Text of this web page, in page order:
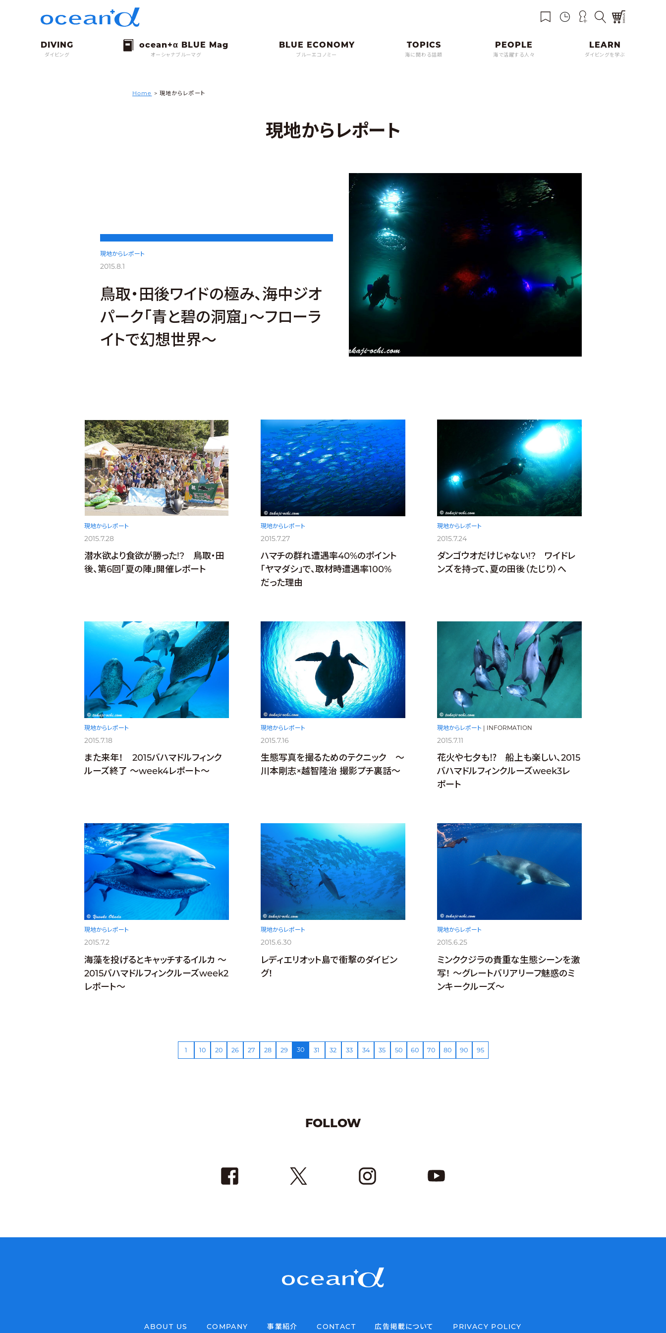
ダイビング オーシャナブルーマグ ブルーエコノミー 海に関わる話題 海で活躍する人々 ダイビングを学ぶ
Home > 現地からレポート
現地からレポート
現地からレポート
2015.8.1
鳥取・田後ワイドの極み、海中ジオ
パーク「青と碧の洞窟」～フローラ
イトで幻想世界～
現地からレポート
2015.7.28
潜水欲より食欲が勝った!? 鳥取・田
後、第6回「夏の陣」開催レポート
現地からレポート
2015.7.27
ハマチの群れ遭遇率40%のポイント
「ヤマダシ」で、取材時遭遇率100%
だった理由
現地からレポート
2015.7.24
ダンゴウオだけじゃない!? ワイドレ
ンズを持って、夏の田後（たじり）へ
現地からレポート
2015.7.18
また来年！ 2015バハマドルフィンク
ルーズ終了 ～week4レポート～
現地からレポート
2015.7.16
生態写真を撮るためのテクニック ～
川本剛志×越智隆治 撮影プチ裏話～
現地からレポート | INFORMATION
2015.7.11
花火や七夕も⁉ 船上も楽しい、2015
バハマドルフィンクルーズweek3レ
ポート
現地からレポート
2015.7.2
海藻を投げるとキャッチするイルカ ～
2015バハマドルフィンクルーズweek2
レポート～
現地からレポート
2015.6.30
レディエリオット島で衝撃のダイビン
グ！
現地からレポート
2015.6.25
ミンククジラの貴重な生態シーンを激
写！ ～グレートバリアリーフ魅惑のミ
ンキークルーズ～
1 10 20 26 27 28 29 30 31 32 33 34 35 50 60 70 80 90 95
FOLLOW
ABOUT US COMPANY 事業紹介 CONTACT 広告掲載について PRIVACY POLICY